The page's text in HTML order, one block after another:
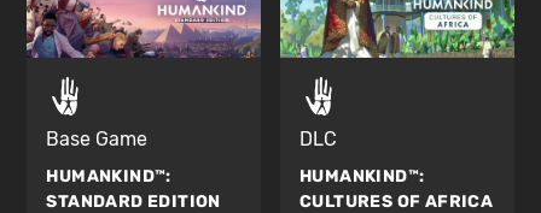
Base Game
HUMANKIND™:
STANDARD EDITION
DLC
HUMANKIND™:
CULTURES OF AFRICA